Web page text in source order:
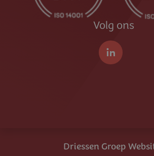
Volg ons
Driessen Groep